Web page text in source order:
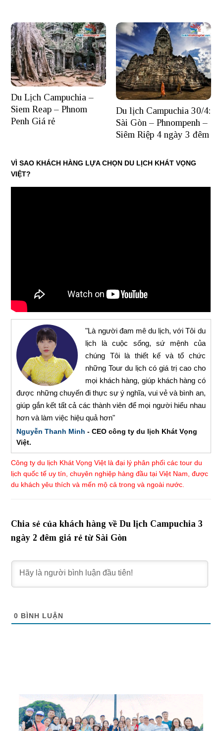
Du Lịch Campuchia –
Siem Reap – Phnom
Penh Giá rẻ
Du lịch Campuchia 30/4:
Sài Gòn – Phnompenh –
Siêm Riệp 4 ngày 3 đêm
VÌ SAO KHÁCH HÀNG LỰA CHỌN DU LỊCH KHÁT VỌNG
VIỆT?
"Là người đam mê du lịch, với Tôi du
lịch là cuộc sống, sứ mệnh của
chúng Tôi là thiết kế và tổ chức
những Tour du lịch có giá trị cao cho
mọi khách hàng, giúp khách hàng có
được những chuyến đi thực sự ý nghĩa, vui vẻ và bình an,
giúp gắn kết tất cả các thành viên để mọi người hiểu nhau
hơn và làm việc hiệu quả hơn"
Nguyễn Thanh Minh - CEO công ty du lịch Khát Vọng
Việt.
Công ty du lịch Khát Vọng Việt là đại lý phân phối các tour du
lịch quốc tế uy tín, chuyên nghiệp hàng đầu tại Việt Nam, được
du khách yêu thích và mến mộ cả trong và ngoài nước.
Chia sẻ của khách hàng về Du lịch Campuchia 3
ngày 2 đêm giá rẻ từ Sài Gòn
0 BÌNH LUẬN